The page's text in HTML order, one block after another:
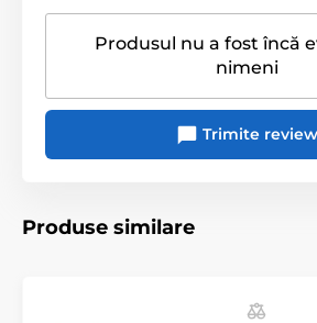
Prezervative
Pachete promoționale pentru
Produsul nu a fost încă
nimeni
Trimite review
Produse similare